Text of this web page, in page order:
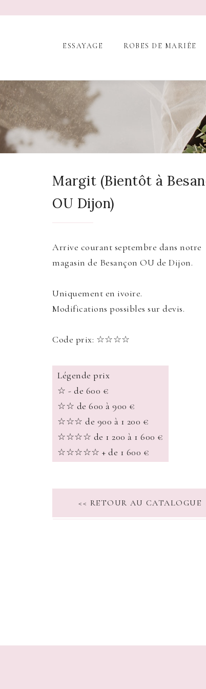
ESSAYAGE ROBES DE MARIÉE
Margit (Bientôt à
OU Dijon)
Arrive courant septembre dans notre
magasin de Besançon OU de Dijon.
Uniquement en ivoire.
Modifications possibles sur devis.
Code prix: ☆☆☆☆
Légende prix
☆ - de 600 €
☆☆ de 600 à 900 €
☆☆☆ de 900 à 1 200 €
☆☆☆☆ de 1 200 à 1 600 €
☆☆☆☆☆ + de 1 600 €
<< RETOUR AU CATALOGUE